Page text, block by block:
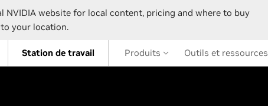
NVIDIA website for local content, pricing and where to buy
your location.
Station de travail Produits Outils et ressources